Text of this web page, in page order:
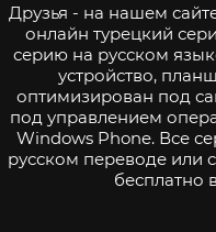
Друзья - на нашем
онлайн турецкий
серию на русском
устройство,
оптимизирован под
под управлением
Windows Phone. Все
русском переводе или
бесплатно